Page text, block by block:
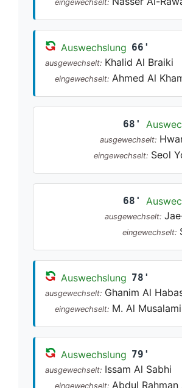
eingewechselt:
Auswechslung 66'
ausgewechselt: Khalid Al Braiki
eingewechselt: Ahmed Al
68'
ausgewechselt:
eingewechselt: Seol
68'
ausgewechselt:
eingewechselt:
Auswechslung 78'
ausgewechselt: Ghanim Al
eingewechselt: M. Al Musalami
Auswechslung 79'
ausgewechselt: Issam Al Sabhi
eingewechselt: Abdul